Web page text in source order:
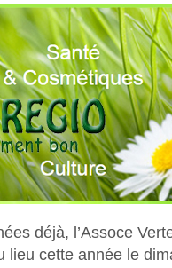
déjà, l’Assoce
lieu cette année le